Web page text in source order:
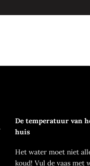
De temperatuur van
huis
Het water moet niet
koud! Vul de vaas met